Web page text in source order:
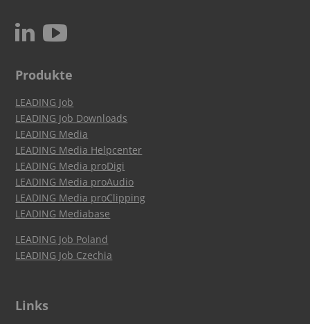
N c
Produkte
LEADING Job
LEADING Job Downloads
LEADING Media
LEADING Media Helpcenter
LEADING Media proDigi
LEADING Media proAudio
LEADING Media proClipping
LEADING Mediabase
LEADING Job Poland
LEADING Job Czechia
Links